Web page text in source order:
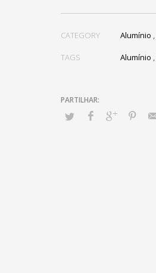
CATEGORY Alumínio ,
TAGS Alumínio ,